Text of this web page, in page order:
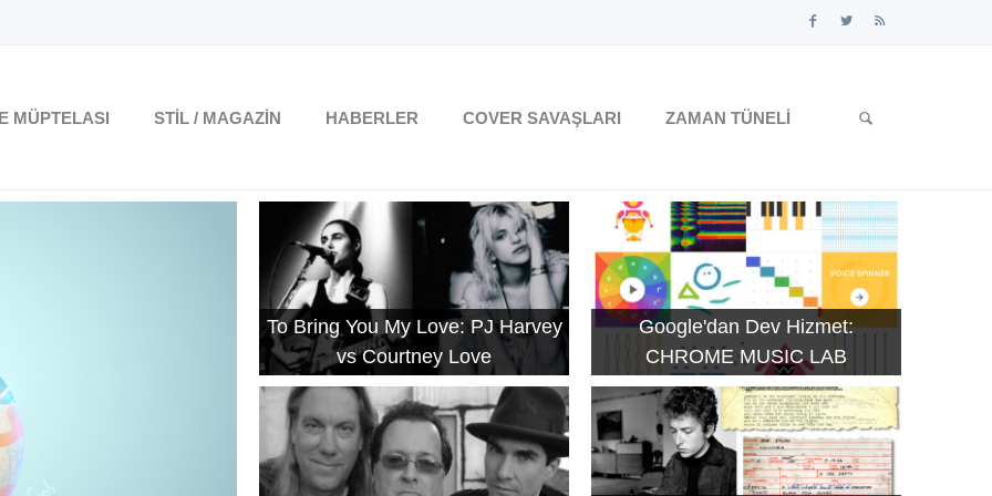
MÜPTELASI STIL / MAGAZIN HABERLER COVER SAVAŞLARI ZAMAN TÜNELI
To Bring You My Love: PJ Harvey
vs Courtney Love
Google'dan Dev Hizmet:
CHROME MUSIC LAB